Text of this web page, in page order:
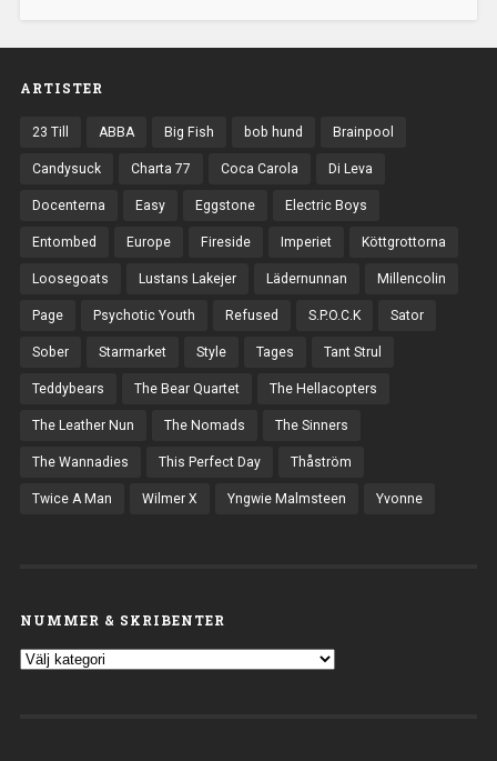
ARTISTER
23 Till ABBA Big Fish bob hund Brainpool
Candysuck Charta 77 Coca Carola Di Leva
Docenterna Easy Eggstone Electric Boys
Entombed Europe Fireside Imperiet Köttgrottorna
Loosegoats Lustans Lakejer Lädernunnan Millencolin
Page Psychotic Youth Refused S.P.O.C.K Sator
Sober Starmarket Style Tages Tant Strul
Teddybears The Bear Quartet The Hellacopters
The Leather Nun The Nomads The Sinners
The Wannadies This Perfect Day Thåström
Twice A Man Wilmer X Yngwie Malmsteen Yvonne
NUMMER & SKRIBENTER